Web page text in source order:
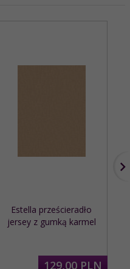
Estella prześcieradło
jersey z gumką karmel
129,00 PLN